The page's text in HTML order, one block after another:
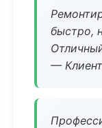
быстро,
—